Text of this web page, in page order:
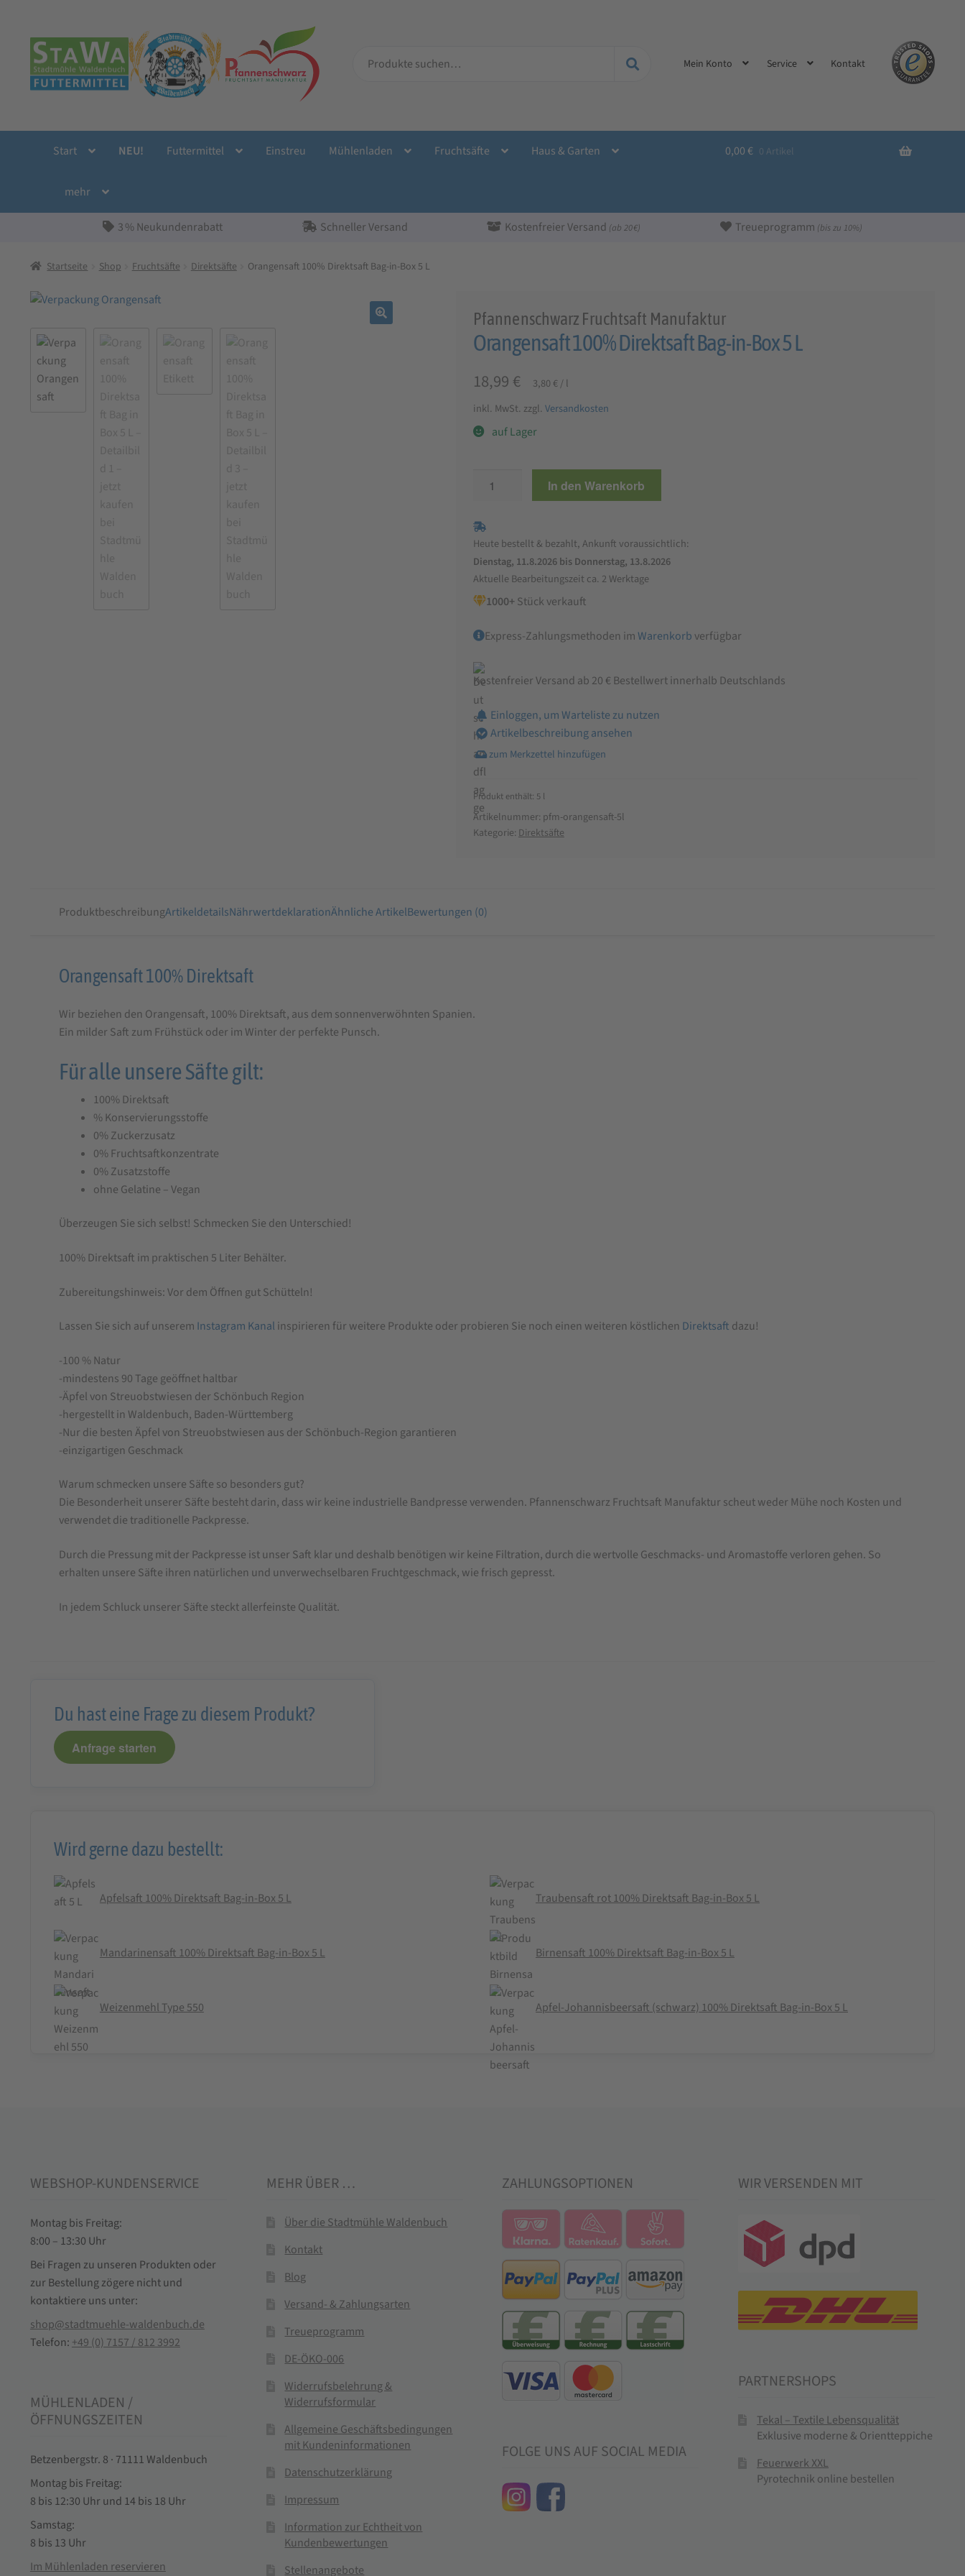
Navigation
springen
Inhalt
springen
nach:
Mein Konto Service Kontakt
Start NEU! Futtermittel Einstreu Mühlenladen Fruchtsäfte Haus & Garten
mehr
0,00 € 0 Artikel
3 % Neukundenrabatt Schneller Versand Kostenfreier Versand (ab 20 €) Treueprogramm (bis zu 10%)
Startseite Shop Fruchtsäfte Direktsäfte Orangensaft 100% Direktsaft Bag-in-Box 5 L
Pfannenschwarz Fruchtsaft Manufaktur
Orangensaft 100% Direktsaft Bag-in-Box 5 L
18,99 € 3,80 € /l
inkl. MwSt. zzgl. Versandkosten
auf Lager
100%
Bag-
in-
Box
5
L
In den Warenkorb
Heute bestellt & bezahlt, Ankunft voraussichtlich:
Dienstag, 11.8.2026 bis Donnerstag, 13.8.2026
Aktuelle Bearbeitungszeit ca. 2 Werktage
1000+Stück verkauft
Express-Zahlungsmethoden imWarenkorb verfügbar
Kostenfreier Versand ab 20 € Bestellwert innerhalb Deutschlands
Einloggen, um Warteliste zu nutzen
Artikelbeschreibung ansehen
Produkt enthält: 5 l
Artikelnummer: pfm-orangensaft-5l
Kategorie: Direktsäfte
ProduktbeschreibungArtikeldetailsNährwertdeklarationÄhnliche ArtikelBewertungen (0)
Produktbeschreibung
Orangensaft
100%
Direktsaft
Bag-
Box
Orangensaft 100% Direktsaft
Wir beziehen den Orangensaft, 100% Direktsaft, aus dem sonnenverwöhnten Spanien.
Ein milder Saft zum Frühstück oder im Winter der perfekte Punsch.
Für alle unsere Säfte gilt:
100% Direktsaft
% Konservierungsstoffe
0% Zuckerzusatz
0% Fruchtsaftkonzentrate
0% Zusatzstoffe
ohne Gelatine – Vegan
Überzeugen Sie sich selbst! Schmecken Sie den Unterschied!
100% Direktsaft im praktischen 5 Liter Behälter.
Zubereitungshinweis: Vor dem Öffnen gut Schütteln!
Lassen Sie sich auf unserem Instagram Kanal inspirieren für weitere Produkte oder probieren Sie noch einen weiteren köstlichen Direktsaft dazu!
-100 % Natur
-mindestens 90 Tage geöffnet haltbar
-Äpfel von Streuobstwiesen der Schönbuch Region
-hergestellt in Waldenbuch, Baden-Württemberg
-Nur die besten Äpfel von Streuobstwiesen aus der Schönbuch-Region garantieren
-einzigartigen Geschmack
Warum schmecken unsere Säfte so besonders gut?
Die Besonderheit unserer Säfte besteht darin, dass wir keine industrielle Bandpresse verwenden. Pfannenschwarz Fruchtsaft Manufaktur scheut weder Mühe noch Kosten und
verwendet die traditionelle Packpresse.
Durch die Pressung mit der Packpresse ist unser Saft klar und deshalb benötigen wir keine Filtration, durch die wertvolle Geschmacks- und Aromastoffe verloren gehen. So
erhalten unsere Säfte ihren natürlichen und unverwechselbaren Fruchtgeschmack, wie frisch gepresst.
In jedem Schluck unserer Säfte steckt allerfeinste Qualität.
Du hast eine Frage zu diesem Produkt?
Anfrage starten
Wird gerne dazu bestellt:
Apfelsaft 100% Direktsaft Bag-in-Box 5 L Traubensaft rot 100% Direktsaft Bag-in-Box 5 L
Mandarinensaft 100% Direktsaft Bag-in-Box 5 L Birnensaft 100% Direktsaft Bag-in-Box 5 L
Weizenmehl Type 550 Apfel-Johannisbeersaft (schwarz) 100% Direktsaft Bag-in-Box 5 L
WEBSHOP-KUNDENSERVICE
Montag bis Freitag:
8:00 – 13:30 Uhr
Bei Fragen zu unseren Produkten oder
zur Bestellung zögere nicht und
kontaktiere uns unter:
shop@stadtmuehle-waldenbuch.de
Telefon: +49 (0) 7157 / 812 3992
MÜHLENLADEN /
ÖFFNUNGSZEITEN
Betzenbergstr. 8 · 71111 Waldenbuch
Montag bis Freitag:
8 bis 12:30 Uhr und 14 bis 18 Uhr
Samstag:
8 bis 13 Uhr
Im Mühlenladen reservieren
MEHR ÜBER …
Über die Stadtmühle Waldenbuch
Kontakt
Blog
Versand- & Zahlungsarten
Treueprogramm
DE-ÖKO-006
Widerrufsbelehrung &
Widerrufsformular
Allgemeine Geschäftsbedingungen
mit Kundeninformationen
Datenschutzerklärung
Impressum
Information zur Echtheit von
Kundenbewertungen
Stellenangebote
ZAHLUNGSOPTIONEN
FOLGE UNS AUF SOCIAL MEDIA
WIR VERSENDEN MIT
PARTNERSHOPS
Tekal – Textile Lebensqualität
Exklusive moderne & Orientteppiche
Feuerwerk XXL
Pyrotechnik online bestellen